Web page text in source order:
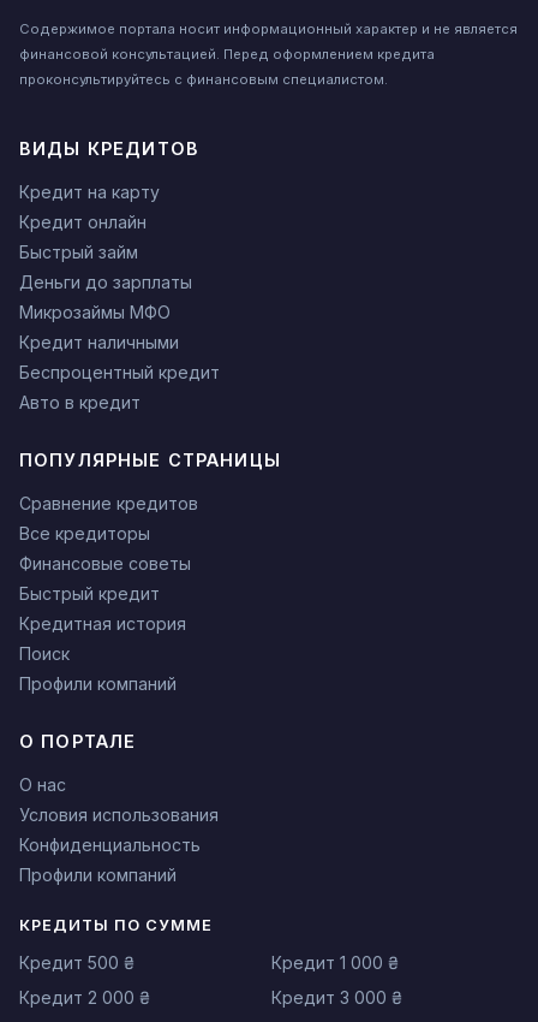
Содержимое портала носит информационный характер и не является
финансовой консультацией. Перед оформлением кредита
проконсультируйтесь с финансовым специалистом.
ВИДЫ КРЕДИТОВ
Кредит на карту
Кредит онлайн
Быстрый займ
Деньги до зарплаты
Микрозаймы МФО
Кредит наличными
Беспроцентный кредит
Авто в кредит
ПОПУЛЯРНЫЕ СТРАНИЦЫ
Сравнение кредитов
Все кредиторы
Финансовые советы
Быстрый кредит
Кредитная история
Поиск
Профили компаний
О ПОРТАЛЕ
О нас
Условия использования
Конфиденциальность
Профили компаний
КРЕДИТЫ ПО СУММЕ
Кредит 500 ₴
Кредит 1 000 ₴
Кредит 2 000 ₴
Кредит 3 000 ₴